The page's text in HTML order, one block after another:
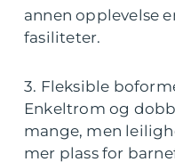
annen opplevelse
fasiliteter.
3. Fleksible
Enkeltrom og
mange, men
mer plass for